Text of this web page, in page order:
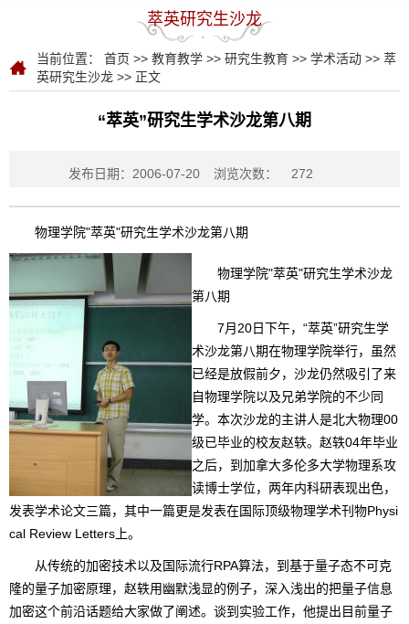
萃英研究生沙龙
当前位置： 首页 >> 教育教学 >> 研究生教育 >> 学术活动 >> 萃
英研究生沙龙 >> 正文
“萃英”研究生学术沙龙第八期
发布日期：2006-07-20 浏览次数： 272
物理学院"萃英"研究生学术沙龙第八期
物理学院"萃英"研究生学术沙龙
第八期
7月20日下午，“萃英”研究生学
术沙龙第八期在物理学院举行，虽然
已经是放假前夕，沙龙仍然吸引了来
自物理学院以及兄弟学院的不少同
学。本次沙龙的主讲人是北大物理00
级已毕业的校友赵轶。赵轶04年毕业
之后，到加拿大多伦多大学物理系攻
读博士学位，两年内科研表现出色，
发表学术论文三篇，其中一篇更是发表在国际顶级物理学术刊物Physi
cal Review Letters上。
从传统的加密技术以及国际流行RPA算法，到基于量子态不可克
隆的量子加密原理，赵轶用幽默浅显的例子，深入浅出的把量子信息
加密这个前沿话题给大家做了阐述。谈到实验工作，他提出目前量子